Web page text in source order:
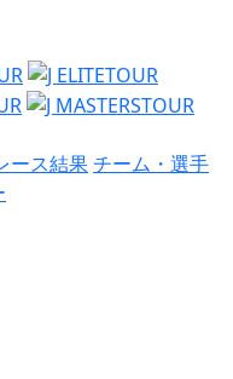
ース結果チーム・選手